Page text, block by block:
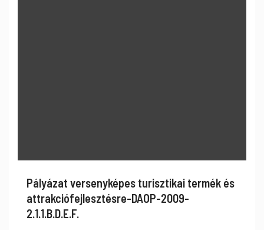
Pályázat versenyképes turisztikai termék és
attrakciófejlesztésre-DAOP-2009-
2.1.1.B.D.E.F.